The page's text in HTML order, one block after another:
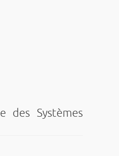
des Systèmes